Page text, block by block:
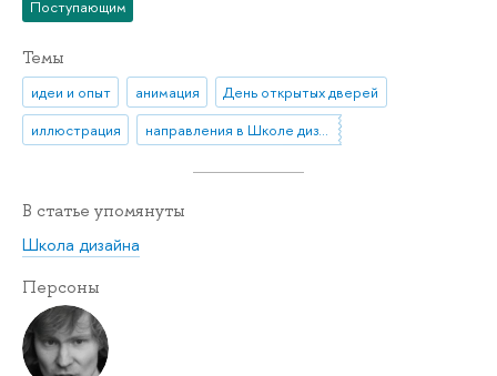
Поступающим
Темы
идеи и опыт анимация
День открытых дверей
иллюстрация
направления в Школе дизайна
В статье упомянуты
Школа дизайна
Персоны